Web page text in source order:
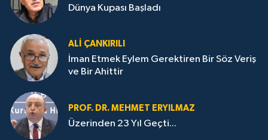
Dünya Kupası Başladı
ALI ÇANKIRILI
İman Etmek Eylem Gerektiren Bir Söz Veriş
ve Bir Ahittir
PROF. DR. MEHMET ERYILMAZ
Üzerinden 23 Yıl Geçti...